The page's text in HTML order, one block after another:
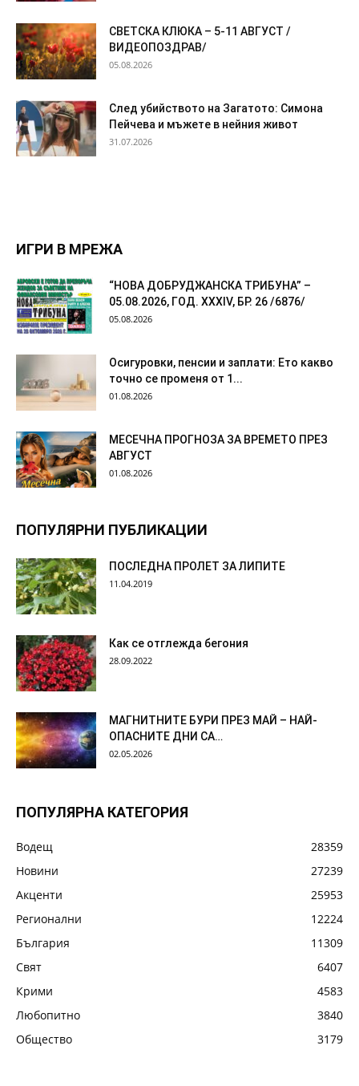
СВЕТСКА КЛЮКА – 5-11 АВГУСТ /
ВИДЕОПОЗДРАВ/
05.08.2026
След убийството на Загатото: Симона
Пейчева и мъжете в нейния живот
31.07.2026
ИГРИ В МРЕЖА
“НОВА ДОБРУДЖАНСКА ТРИБУНА” –
05.08.2026, ГОД. XXХIV, БР. 26 /6876/
05.08.2026
Осигуровки, пенсии и заплати: Ето какво
точно се променя от 1...
01.08.2026
МЕСЕЧНА ПРОГНОЗА ЗА ВРЕМЕТО ПРЕЗ
АВГУСТ
01.08.2026
ПОПУЛЯРНИ ПУБЛИКАЦИИ
ПОСЛЕДНА ПРОЛЕТ ЗА ЛИПИТЕ
11.04.2019
Как се отглежда бегония
28.09.2022
МАГНИТНИТЕ БУРИ ПРЕЗ МАЙ – НАЙ-
ОПАСНИТЕ ДНИ СА…
02.05.2026
ПОПУЛЯРНА КАТЕГОРИЯ
Водещ
28359
Новини
27239
Акценти
25953
Регионални
12224
България
11309
Свят
6407
Крими
4583
Любопитно
3840
Общество
3179